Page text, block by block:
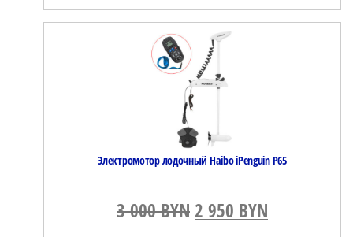
Электромотор лодочный Haibo iPenguin P65
3 000BYNПервоначальная
2 950 BYN